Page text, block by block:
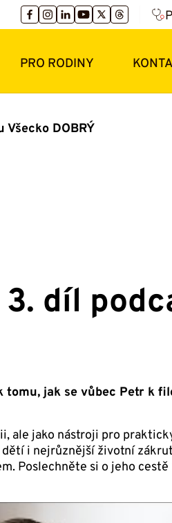
PRO RODINY
DOBRÝ
díl
tomu, jak se vůbec Petr k
ale jako nástroji pro
i nejrůznější životní
Poslechněte si o jeho